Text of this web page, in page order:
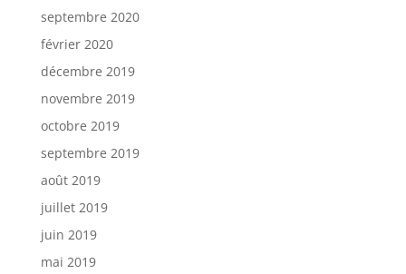
septembre 2020
février 2020
décembre 2019
novembre 2019
octobre 2019
septembre 2019
août 2019
juillet 2019
juin 2019
mai 2019